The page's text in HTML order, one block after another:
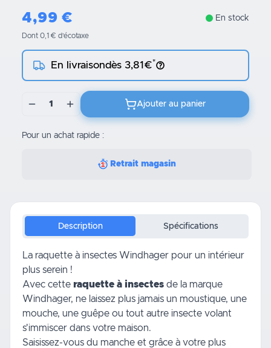
4,99 € En stock
Dont 0,1 € d’écotaxe
En livraisondès 3,81€*
1 Ajouter au panier
Pour un achat rapide :
Retrait magasin
Description Spécifications
La raquette à insectes Windhager pour un intérieur
plus serein !
Avec cette raquette à insectes de la marque
Windhager, ne laissez plus jamais un moustique, une
mouche, une guêpe ou tout autre insecte volant
s'immiscer dans votre maison.
Saisissez-vous du manche et grâce à votre plus